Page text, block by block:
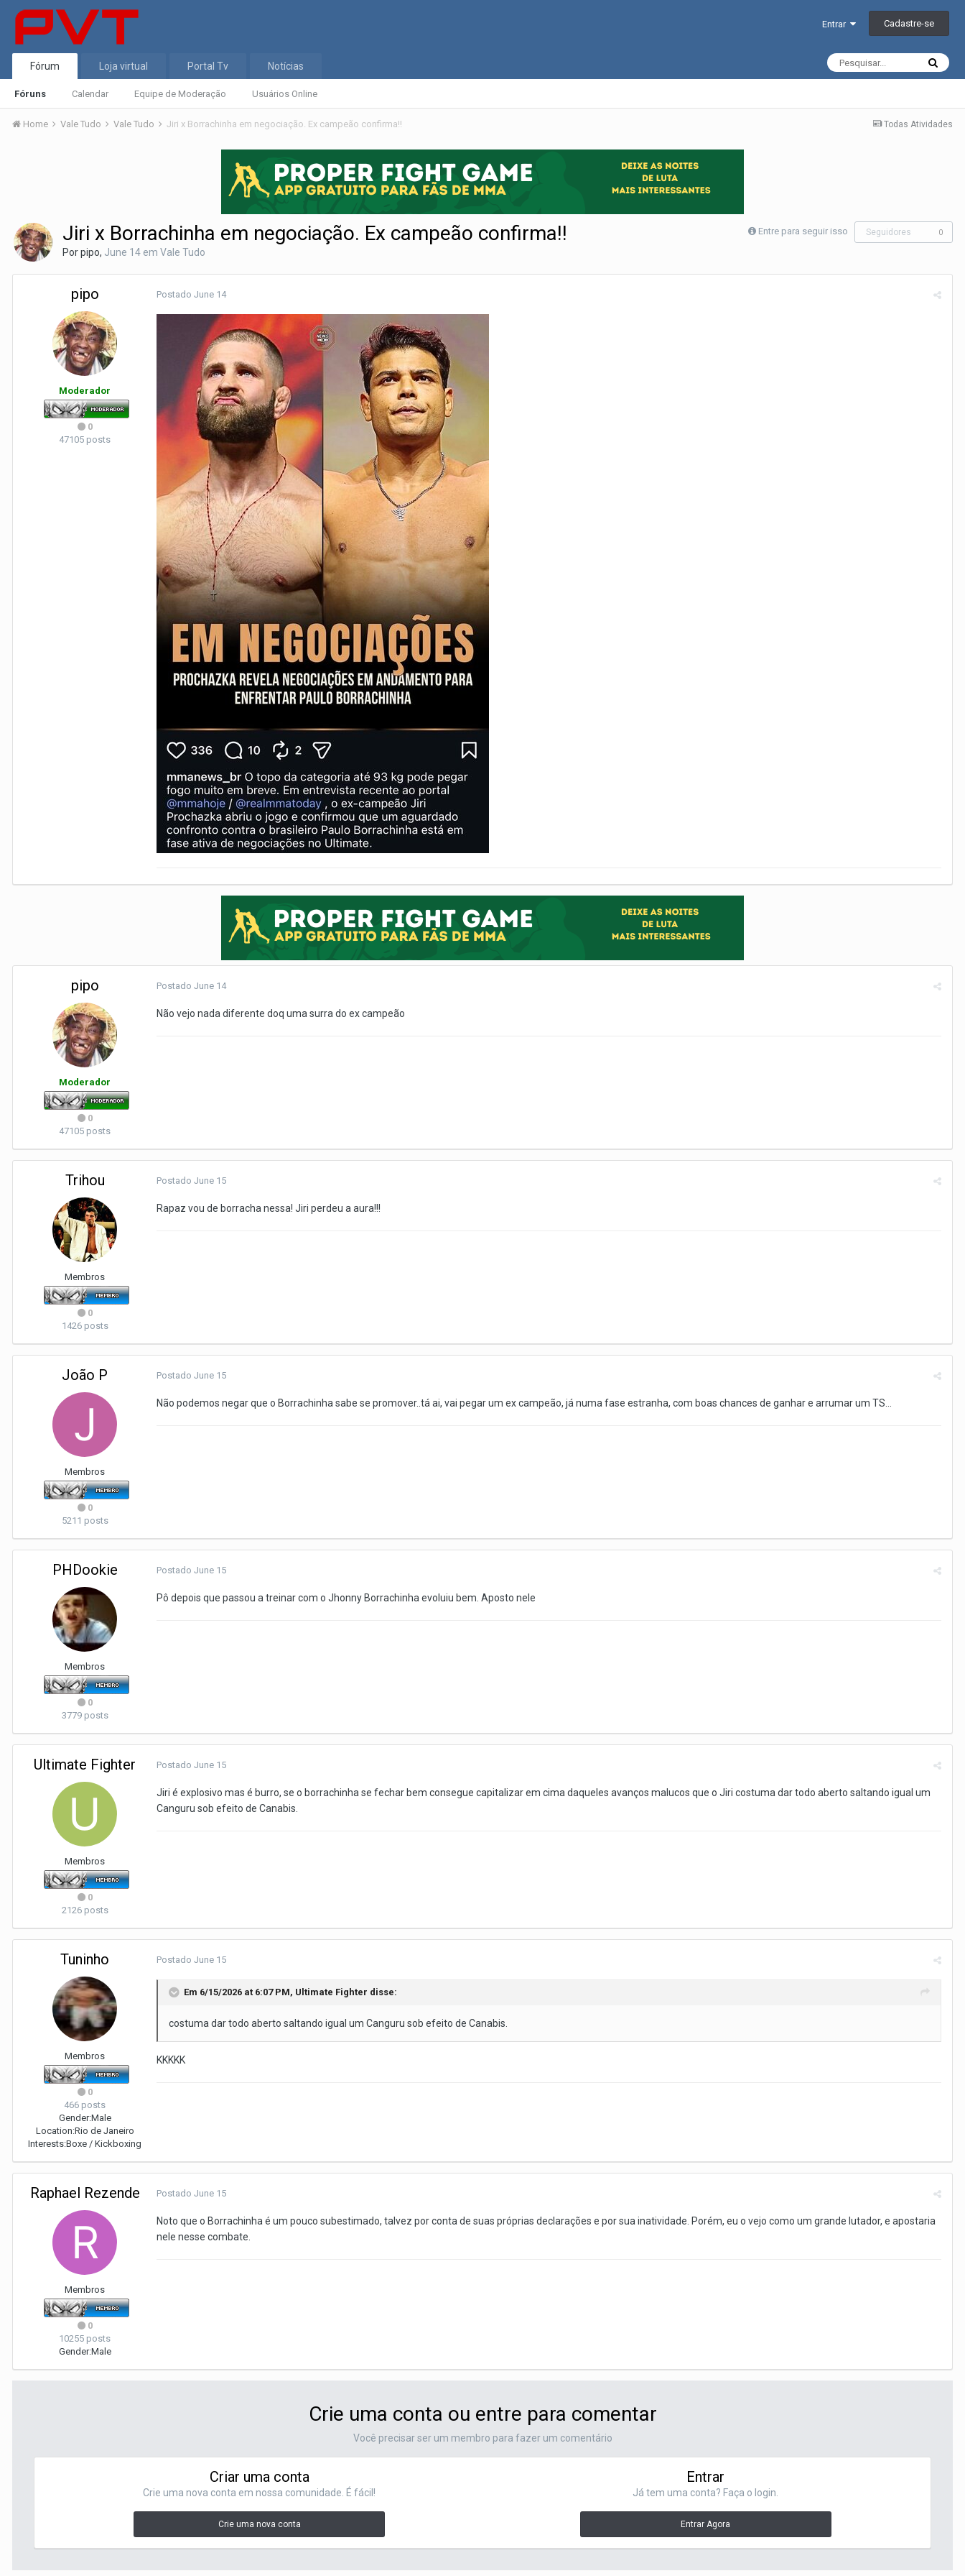
Entrar Cadastre-se
Fórum
Fóruns Calendar Equipe de Moderação Usuários Online
Loja virtual Portal Tv Notícias
Todas Atividades
Home Vale Tudo Vale Tudo Jiri x Borrachinha em negociação. Ex campeão confirma!!
Entre para seguir isso Seguidores 0
Jiri x Borrachinha em negociação. Ex campeão confirma!!
Porpipo, June 14 em Vale Tudo
pipo
Moderador
0
47105 posts
Postado June 14
pipo
Moderador
0
47105 posts
Postado June 14
Não vejo nada diferente doq uma surra do ex campeão
Trihou
Membros
0
1426 posts
Postado June 15
Rapaz vou de borracha nessa! Jiri perdeu a aura!!!
João P
Membros
0
5211 posts
Postado June 15
Não podemos negar que o Borrachinha sabe se promover..tá ai, vai pegar um ex campeão, já numa fase estranha, com boas chances de ganhar e arrumar um TS...
PHDookie
Membros
0
3779 posts
Postado June 15
Pô depois que passou a treinar com o Jhonny Borrachinha evoluiu bem. Aposto nele
Ultimate Fighter
Membros
0
2126 posts
Postado June 15
Jiri é explosivo mas é burro, se o borrachinha se fechar bem consegue capitalizar em cima daqueles avanços malucos que o Jiri costuma dar todo aberto saltando igual um
Canguru sob efeito de Canabis.
Tuninho
Membros
0
466 posts
Gender:Male
Location:Rio de Janeiro
Interests:Boxe / Kickboxing
Postado June 15
Em 6/15/2026 at 6:07 PM, Ultimate Fighter disse:
costuma dar todo aberto saltando igual um Canguru sob efeito de Canabis.
KKKKK
Raphael Rezende
Membros
0
10255 posts
Gender:Male
Postado June 15
Noto que o Borrachinha é um pouco subestimado, talvez por conta de suas próprias declarações e por sua inatividade. Porém, eu o vejo como um grande lutador, e apostaria
nele nesse combate.
Crie uma conta ou entre para comentar
Você precisar ser um membro para fazer um comentário
Criar uma conta
Crie uma nova conta em nossa comunidade. É fácil!
Crie uma nova conta
Entrar
Já tem uma conta? Faça o login.
Entrar Agora